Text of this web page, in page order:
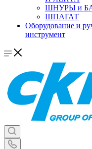
ШНУРЫ и
ШПАГАТ
Оборудование и
инструмент